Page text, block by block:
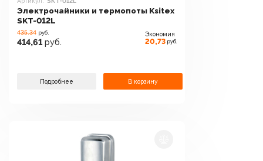
Электрочайники и термопоты Ksitex
SKT-012L
435.34 руб.
414,61 руб.
Экономия
20,73 руб.
Подробнее В корзину